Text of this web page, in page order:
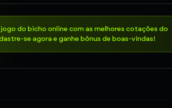
do bicho online com as melhores cotações do
se agora e ganhe bônus de boas-vindas!